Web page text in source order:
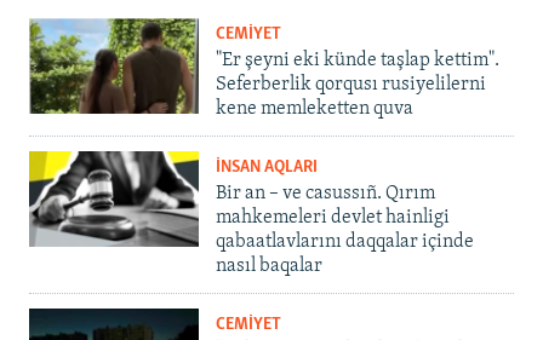
CEMİYET
"Er şeyni eki künde taşlap kettim".
Seferberlik qorqusı rusiyelilerni
kene memleketten quva
İNSAN AQLARI
Bir an – ve casussıñ. Qırım
mahkemeleri devlet hainligi
qabaatlavlarını daqqalar içinde
nasıl baqalar
CEMİYET